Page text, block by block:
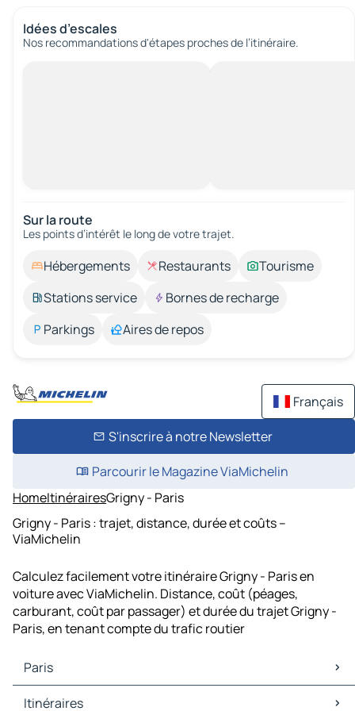
Idées d’escales
Nos recommandations d'étapes proches de l’itinéraire.
Sur la route
Les points d’intérêt le long de votre trajet.
Hébergements Restaurants
Tourisme
Stations service
Bornes de recharge
Parkings
Aires de repos
Français
S'inscrire à notre Newsletter
Parcourir le Magazine ViaMichelin
HomeItinérairesGrigny - Paris
Grigny - Paris : trajet, distance, durée et coûts –
ViaMichelin
Calculez facilement votre itinéraire Grigny - Paris en
voiture avec ViaMichelin. Distance, coût (péages,
carburant, coût par passager) et durée du trajet Grigny -
Paris, en tenant compte du trafic routier
Paris
Paris Cartes et plans
Itinéraires